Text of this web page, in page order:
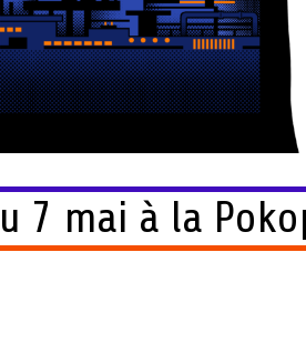
7 mai à la